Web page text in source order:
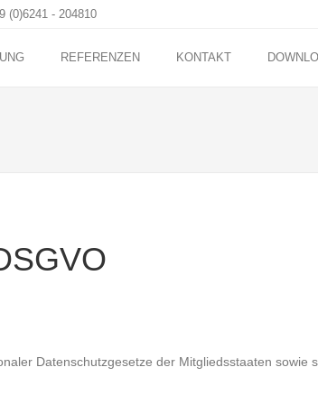
(0)6241 - 204810
REFERENZEN KONTAKT
Datenschutzgesetze der Mitgliedsstaaten sowie